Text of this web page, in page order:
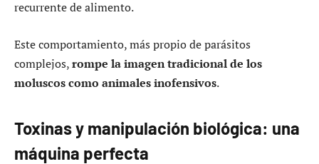
recurrente de alimento.
Este comportamiento, más propio de parásitos
complejos,rompe la imagen tradicional de los
moluscos como animales inofensivos.
Toxinas y manipulación biológica: una
máquina perfecta